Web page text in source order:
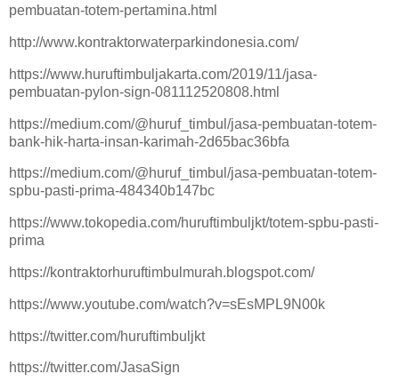
pembuatan-totem-pertamina.html
http://www.kontraktorwaterparkindonesia.com/
https://www.huruftimbuljakarta.com/2019/11/jasa-
pembuatan-pylon-sign-081112520808.html
https://medium.com/@huruf_timbul/jasa-pembuatan-totem-
bank-hik-harta-insan-karimah-2d65bac36bfa
https://medium.com/@huruf_timbul/jasa-pembuatan-totem-
spbu-pasti-prima-484340b147bc
https://www.tokopedia.com/huruftimbuljkt/totem-spbu-pasti-
prima
https://kontraktorhuruftimbulmurah.blogspot.com/
https://www.youtube.com/watch?v=sEsMPL9N00k
https://twitter.com/huruftimbuljkt
https://twitter.com/JasaSign